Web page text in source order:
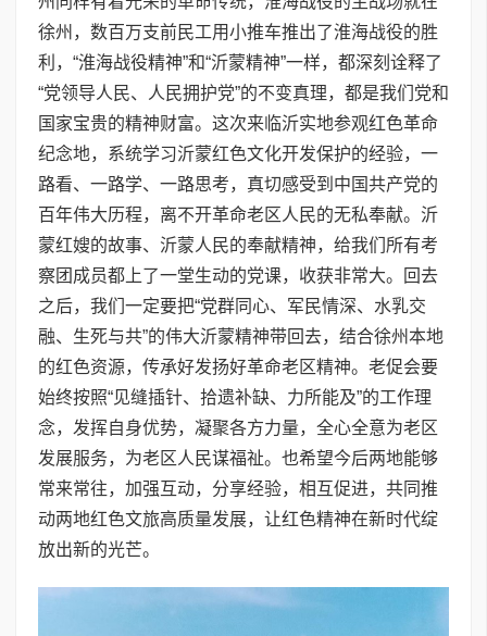
徐州，数百万支前民工用小推车推出了淮海战役的胜
利，“淮海战役精神”和“沂蒙精神”一样，都深刻诠释了
“党领导人民、人民拥护党”的不变真理，都是我们党和
国家宝贵的精神财富。这次来临沂实地参观红色革命
纪念地，系统学习沂蒙红色文化开发保护的经验，一
路看、一路学、一路思考，真切感受到中国共产党的
百年伟大历程，离不开革命老区人民的无私奉献。沂
蒙红嫂的故事、沂蒙人民的奉献精神，给我们所有考
察团成员都上了一堂生动的党课，收获非常大。回去
之后，我们一定要把“党群同心、军民情深、水乳交
融、生死与共”的伟大沂蒙精神带回去，结合徐州本地
的红色资源，传承好发扬好革命老区精神。老促会要
始终按照“见缝插针、拾遗补缺、力所能及”的工作理
念，发挥自身优势，凝聚各方力量，全心全意为老区
发展服务，为老区人民谋福祉。也希望今后两地能够
常来常往，加强互动，分享经验，相互促进，共同推
动两地红色文旅高质量发展，让红色精神在新时代绽
放出新的光芒。